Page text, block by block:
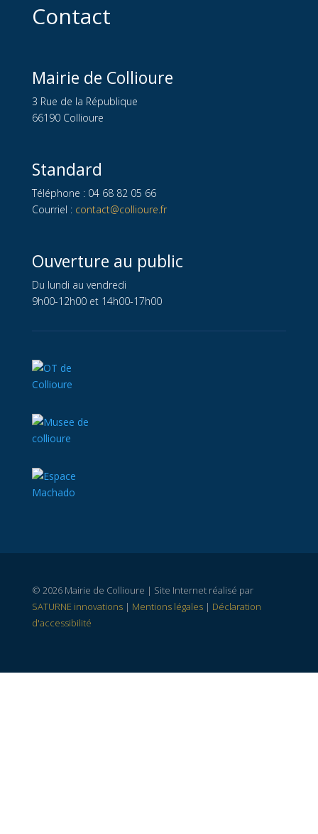
Contact
Mairie de Collioure
3 Rue de la République
66190 Collioure
Standard
Téléphone : 04 68 82 05 66
Courriel : contact@collioure.fr
Ouverture au public
Du lundi au vendredi
9h00-12h00 et 14h00-17h00
© 2026 Mairie de Collioure | Site Internet réalisé par
SATURNE innovations| Mentions légales| Déclaration
d'accessibilité